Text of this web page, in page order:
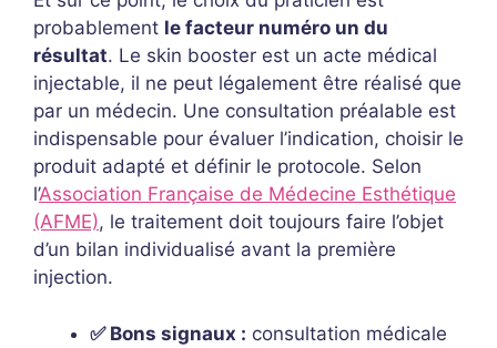
probablement le facteur numéro un du
résultat. Le skin booster est un acte médical
injectable, il ne peut légalement être réalisé que
par un médecin. Une consultation préalable est
indispensable pour évaluer l’indication, choisir le
produit adapté et définir le protocole. Selon
l’Association Française de Médecine Esthétique
(AFME), le traitement doit toujours faire l’objet
d’un bilan individualisé avant la première
injection.
✅ Bons signaux : consultation médicale